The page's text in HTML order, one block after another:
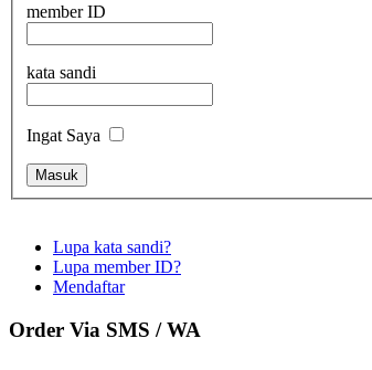
member ID
kata sandi
Ingat Saya
Lupa kata sandi?
Lupa member ID?
Mendaftar
Order Via SMS / WA